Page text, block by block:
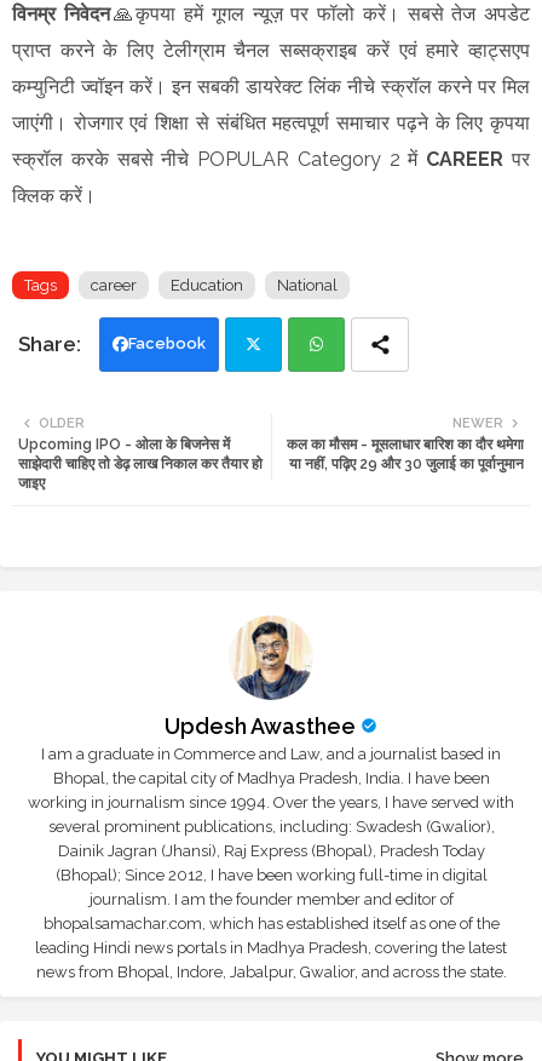
विनम्र निवेदन🙏कृपया हमें गूगल न्यूज़ पर फॉलो करें। सबसे तेज अपडेट
प्राप्त करने के लिए टेलीग्राम चैनल सब्सक्राइब करें एवं हमारे व्हाट्सएप
कम्युनिटी ज्वॉइन करें। इन सबकी डायरेक्ट लिंक नीचे स्क्रॉल करने पर मिल
जाएंगी। रोजगार एवं शिक्षा से संबंधित महत्वपूर्ण समाचार पढ़ने के लिए कृपया
स्क्रॉल करके सबसे नीचे POPULAR Category 2 में CAREER पर
क्लिक करें।
Tags career Education National
Facebook
ats
NEWER
कल का मौसम - मूसलाधार बारिश का दौर थमेगा
या नहीं, पढ़िए 29 और 30 जुलाई का पूर्वानुमान
OLDER
Upcoming IPO - ओला के बिजनेस में
साझेदारी चाहिए तो डेढ़ लाख निकाल कर तैयार हो
जाइए
Updesh Awasthee
I am a graduate in Commerce and Law, and a journalist based in
Bhopal, the capital city of Madhya Pradesh, India. I have been
working in journalism since 1994. Over the years, I have served with
several prominent publications, including: Swadesh (Gwalior),
Dainik Jagran (Jhansi), Raj Express (Bhopal), Pradesh Today
(Bhopal); Since 2012, I have been working full-time in digital
journalism. I am the founder member and editor of
bhopalsamachar.com, which has established itself as one of the
leading Hindi news portals in Madhya Pradesh, covering the latest
news from Bhopal, Indore, Jabalpur, Gwalior, and across the state.